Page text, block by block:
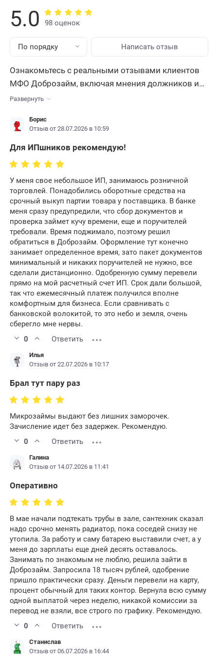
5.0 98 оценок
По порядку Написать отзыв
Ознакомьтесь с реальными отзывами клиентов
МФО Доброзайм, включая мнения должников и
неплательщиков. Узнайте уровень
в случае просрочки, что будет, если не платить по
истории погашения. Выясните всю правду о МКК
Доброзайм , их репутации и рейтинге.
свой отзыв, чтобы помочь другим клиентам
принять обоснованное решение и выбрать
лучшую МФО.
Развернуть
Борис
Отзыв от 28.07.2026 в 10:59
Для ИПшников рекомендую!
У меня свое небольшое ИП, занимаюсь розничной
торговлей. Понадобились оборотные средства на
срочный выкуп партии товара у поставщика. В банке
меня сразу предупредили, что сбор документов и
проверка займет кучу времени, еще и поручителей
требовали. Время поджимало, поэтому решил
обратиться в Доброзайм. Оформление тут конечно
занимает определенное время, зато пакет документов
минимальный и никаких поручителей не нужно, все
сделали дистанционно. Одобренную сумму перевели
прямо на мой расчетный счет ИП. Срок дали большой,
так что ежемесячный платеж получился вполне
комфортным для бизнеса. Если сравнивать с
банковской волокитой, то это небо и земля, очень
сберегло мне нервы.
0
Ответить
Илья
Отзыв от 22.07.2026 в 10:17
Брал тут пару раз
Микрозаймы выдают без лишних заморочек.
Зачисление идет без задержек. Рекомендую.
0
Ответить
Галина
Отзыв от 14.07.2026 в 11:41
Оперативно
В мае начали подтекать трубы в зале, сантехник сказал
надо срочно менять радиатор, пока соседей снизу не
утопила. За работу и саму батарею выставили счет, а у
меня до зарплаты еще дней десять оставалось.
Занимать по знакомым не люблю, решила зайти в
Доброзайм. Запросила 18 тысяч рублей, одобрение
пришло практически сразу. Деньги перевели на карту,
процент обычный для таких контор. Вернула всю сумму
одной выплатой через неделю, никакой комиссии за
перевод не взяли, все строго по графику. Рекомендую.
0
Ответить
Станислав
Отзыв от 06.07.2026 в 16:44